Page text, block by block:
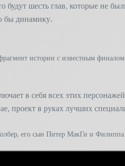
будут шесть глав, которые не
бы динамику.
истории с известным
в себя всех этих
проект в руках лучших
его сын Питер МакГи и